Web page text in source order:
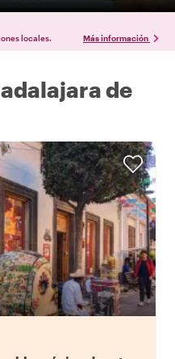
locales. Más información
de